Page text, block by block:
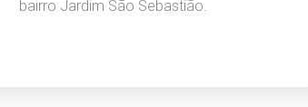
bairro Jardim São Sebastião.